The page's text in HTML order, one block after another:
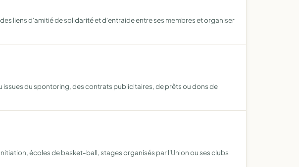
liens d'amitié de solidarité et d'entraide entre ses membres et organiser
du spontoring, des contrats publicitaires, de prêts ou dons de
écoles de basket-ball, stages organisés par l'Union ou ses clubs